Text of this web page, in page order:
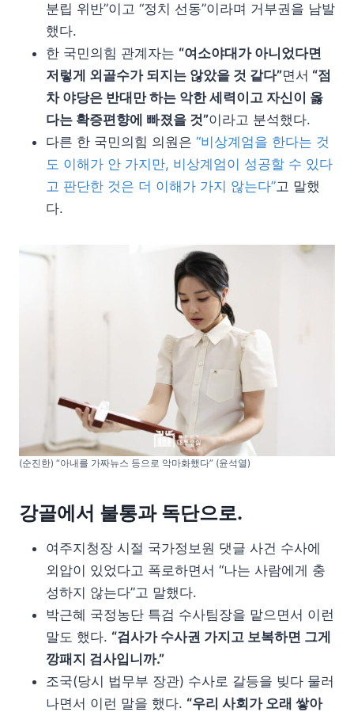
분립 위반”이고 “정치 선동”이라며 거부권을 남발
했다.
한 국민의힘 관계자는 “여소야대가 아니었다면
저렇게 외골수가 되지는 않았을 것 같다”면서 “점
차 야당은 반대만 하는 악한 세력이고 자신이 옳
다는 확증편향에 빠졌을 것”이라고 분석했다.
다른 한 국민의힘 의원은 “비상계엄을 한다는 것
도 이해가 안 가지만, 비상계엄이 성공할 수 있다
고 판단한 것은 더 이해가 가지 않는다”고 말했
다.
(순진한) “아내를 가짜뉴스 등으로 악마화했다” (윤석열)
강골에서 불통과 독단으로.
여주지청장 시절 국가정보원 댓글 사건 수사에
외압이 있었다고 폭로하면서 “나는 사람에게 충
성하지 않는다”고 말했다.
박근혜 국정농단 특검 수사팀장을 맡으면서 이런
말도 했다. “검사가 수사권 가지고 보복하면 그게
깡패지 검사입니까.”
조국(당시 법무부 장관) 수사로 갈등을 빚다 물러
나면서 이런 말을 했다. “우리 사회가 오래 쌓아